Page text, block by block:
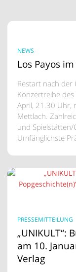
NEWS
Los Payos
Restart nach der
Konzertreihe des
April, 21.30 Uhr,
Mettlach.
und Spielstätten/
Umfänglichste
PRESSEMITTEILUNG
„UNIKULT“:
am 10.
Verlag